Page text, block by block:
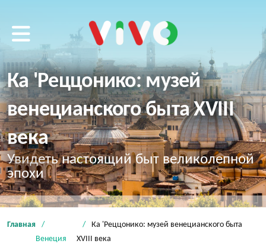
VIVO tour
Ка 'Реццонико: музей
венецианского быта XVIII
века
Увидеть настоящий быт великолепной
эпохи
Главная
Венеция
Ка 'Реццонико: музей венецианского быта
XVIII века